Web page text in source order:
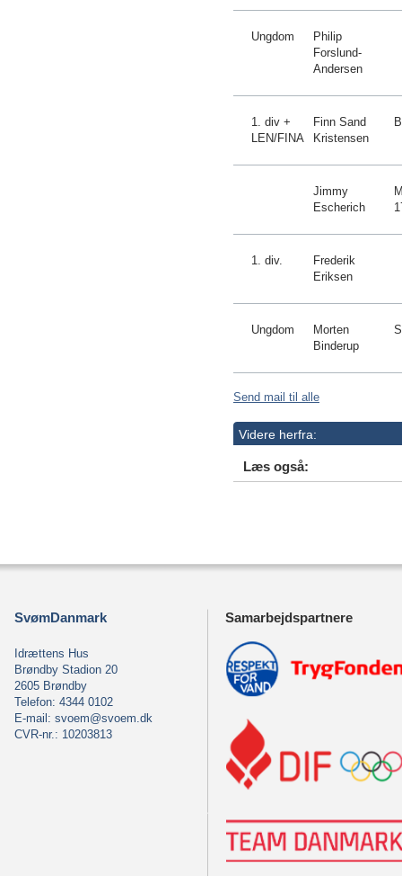
Ungdom
Philip
Forslund-
Andersen
1. div +
LEN/FINA
Finn Sand
Kristensen
Jimmy
Escherich
1. div.
Frederik
Eriksen
Ungdom
Morten
Binderup
Send mail til alle
Videre herfra:
Læs også:
SvømDanmark
Idrættens Hus
Brøndby Stadion 20
2605 Brøndby
Telefon: 4344 0102
E-mail: svoem@svoem.dk
CVR-nr.: 10203813
Samarbejdspartnere